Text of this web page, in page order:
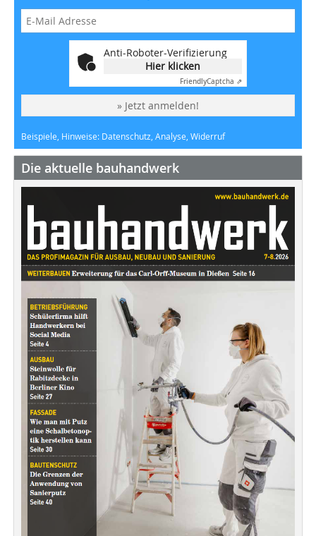
Anti-Roboter-Verifizierung
Hier klicken
FriendlyCaptcha ⇗
» Jetzt anmelden!
Beispiele, Hinweise: Datenschutz, Analyse, Widerruf
Die aktuelle bauhandwerk